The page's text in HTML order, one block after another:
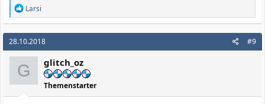
R
e
a
k
t
i
o
n
e
n
Larsi
28.10.2018 #9
G glitch_oz
Themenstarter